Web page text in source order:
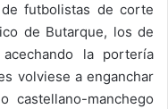
futbolistas de corte
de Butarque, los de
la portería
volviese a enganchar
castellano-manchego